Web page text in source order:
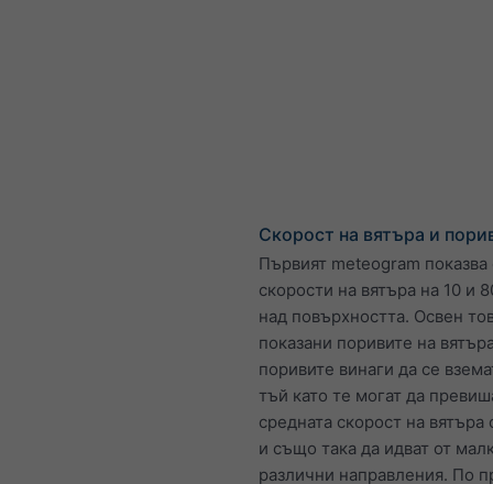
Скорост на вятъра и
Първият meteogram показва
скорости на вятъра на 10 и
над повърхността. Освен
показани поривите на
поривите винаги да се
тъй като те могат да
средната скорост на вятъра
и също така да идват от
различни направления. По